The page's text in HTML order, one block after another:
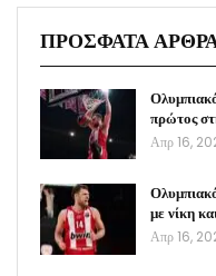
ΠΡΟΣΦΑΤΑ
πρώτος
Απρ 16,
με νίκη
Απρ 16,